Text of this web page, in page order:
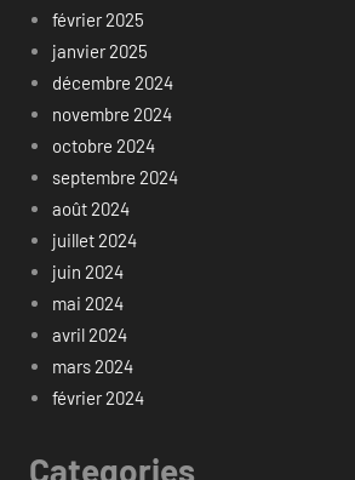
février 2025
janvier 2025
décembre 2024
novembre 2024
octobre 2024
septembre 2024
août 2024
juillet 2024
juin 2024
mai 2024
avril 2024
mars 2024
février 2024
Categories